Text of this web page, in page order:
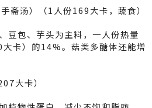
斋汤）（1人份169大卡，蔬食）
豆包、芋头为主料，一人份热量
卡）的14%。菇类多醣体还能增
大卡）